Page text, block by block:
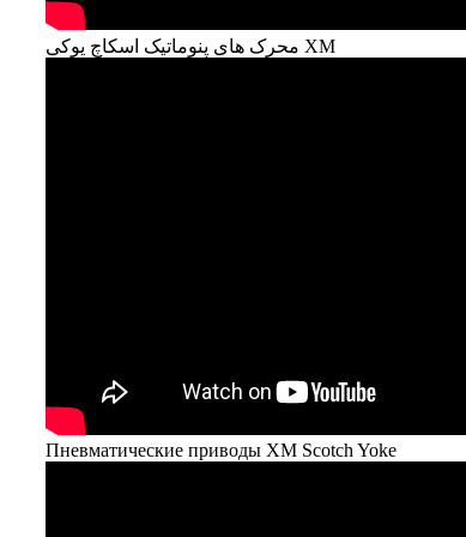
محرک های پنوماتیک اسکاچ یوکی XM
Пневматические приводы XM Scotch Yoke